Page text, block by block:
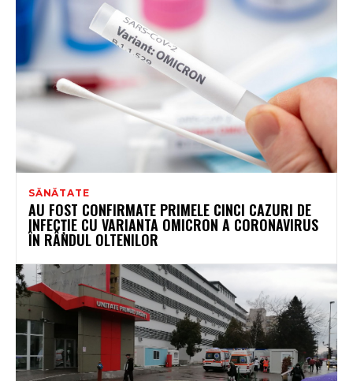
SĂNĂTATE
AU FOST CONFIRMATE PRIMELE CINCI CAZURI DE
INFECȚIE CU VARIANTA OMICRON A CORONAVIRUS
ÎN RÂNDUL OLTENILOR